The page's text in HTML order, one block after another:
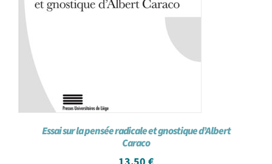
Essai sur la pensée radicale et gnostique d’Albert
Caraco